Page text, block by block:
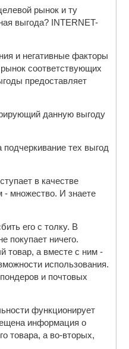
рынок и ту
выгода? INTERNET-
и негативные факторы
соответствующих
предоставляет
данную выгоду
тех выгод
в качестве
- множество. И знаете
его с толку. В
покупает ничего.
товар, а вместе с ним -
использования.
и почтовых
функционирует
информация о
товара, а во-вторых,